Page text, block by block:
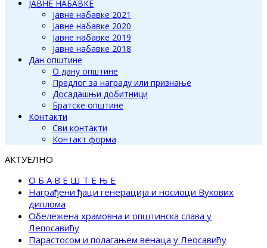
ЈАВНЕ НАБАВКЕ
Јавне набавке 2021
Јавне набавке 2020
Јавне набавке 2019
Јавне набавке 2018
Дан општине
О дану општине
Предлог за награду или признање
Досадашњи добитници
Братске општине
Контакти
Сви контакти
Контакт форма
АКТУЕЛНО
О Б А В Е Ш Т Е Њ Е
Награђени ђаци генерација и носиоци Вукових
диплома
Обележена храмовна и општинска слава у
Лепосавићу
Парастосом и полагањем венаца у Леосавићу